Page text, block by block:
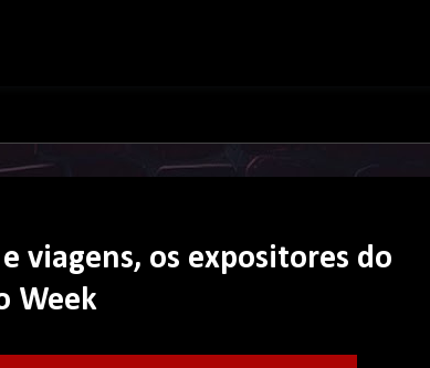
viagens, os expositores do
Week